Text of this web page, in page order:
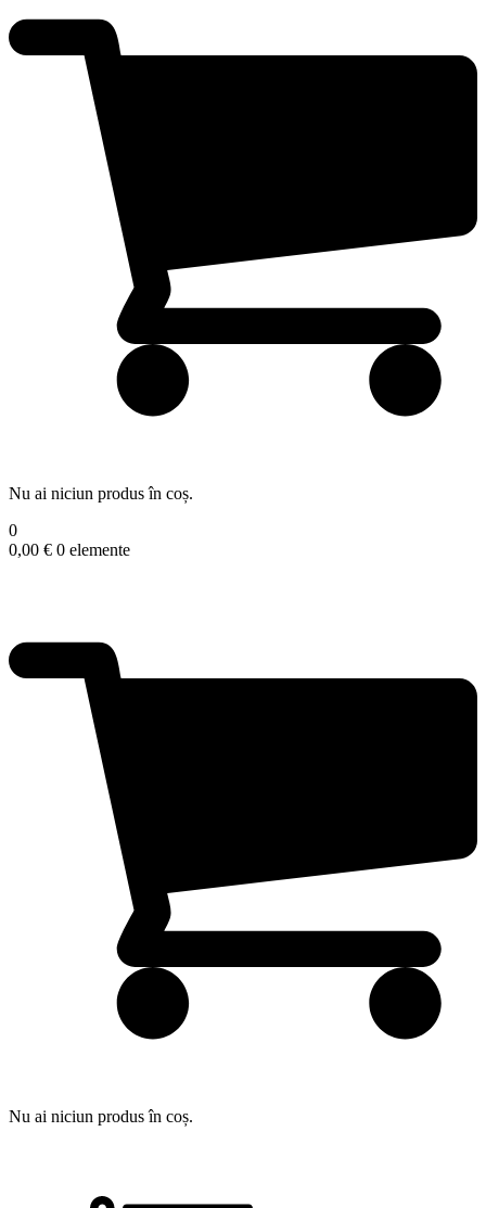
Nu ai niciun produs în coș.
0
0,00 € 0 elemente
Nu ai niciun produs în coș.